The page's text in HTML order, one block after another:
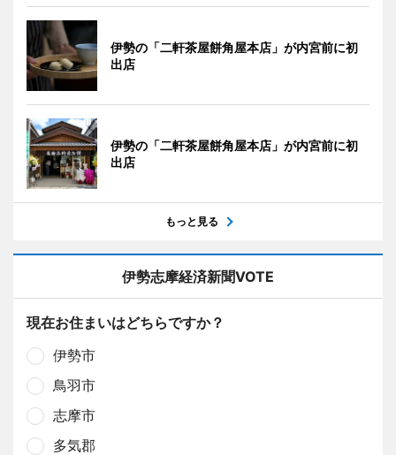
伊勢の「二軒茶屋餅角屋本店」が内宮前に初
出店
伊勢の「二軒茶屋餅角屋本店」が内宮前に初
出店
もっと見る
伊勢志摩経済新聞VOTE
現在お住まいはどちらですか？
伊勢市
鳥羽市
志摩市
多気郡